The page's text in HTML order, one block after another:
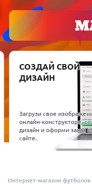
СОЗДАЙ СВОЙ
ДИЗАЙН
Загрузи свое
онлайн-конструкторе,
дизайн и оформи заказ
сайте.
Интернет-магазин